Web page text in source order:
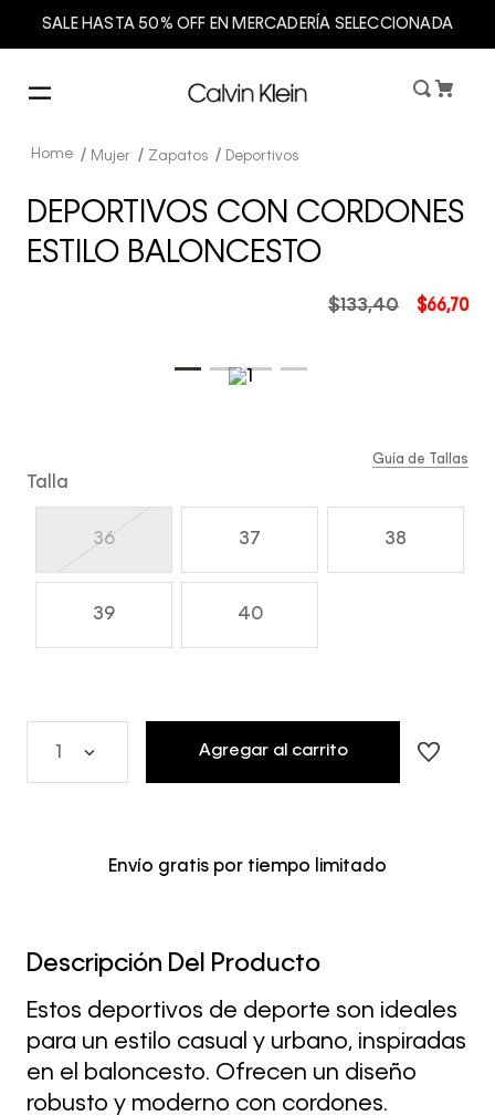
SALE HASTA 50% OFF EN MERCADERÍA SELECCIONADA
Mujer Zapatos Deportivos
DEPORTIVOS CON CORDONES
ESTILO BALONCESTO
$66,70
$133,40
Talla
36 37 38
39 40
Guía de Tallas
Agregar al carrito
Envío gratis por tiempo limitado
Descripción Del Producto
Estos deportivos de deporte son ideales
para un estilo casual y urbano, inspiradas
en el baloncesto. Ofrecen un diseño
robusto y moderno con cordones.